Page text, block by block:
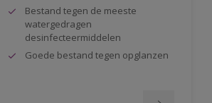
Bestand tegen de meeste
watergedragen
desinfecteermiddelen
Goede bestand tegen opglanzen